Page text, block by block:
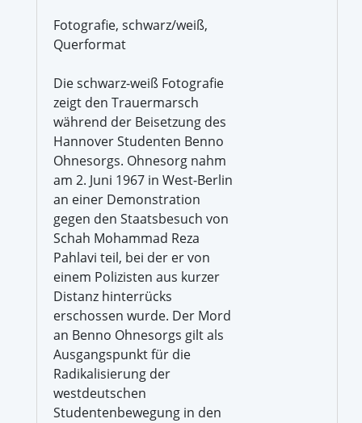
Fotografie, schwarz/weiß,
Querformat
Die schwarz-weiß Fotografie
zeigt den Trauermarsch
während der Beisetzung des
Hannover Studenten Benno
Ohnesorgs. Ohnesorg nahm
am 2. Juni 1967 in West-Berlin
an einer Demonstration
gegen den Staatsbesuch von
Schah Mohammad Reza
Pahlavi teil, bei der er von
einem Polizisten aus kurzer
Distanz hinterrücks
erschossen wurde. Der Mord
an Benno Ohnesorgs gilt als
Ausgangspunkt für die
Radikalisierung der
westdeutschen
Studentenbewegung in den